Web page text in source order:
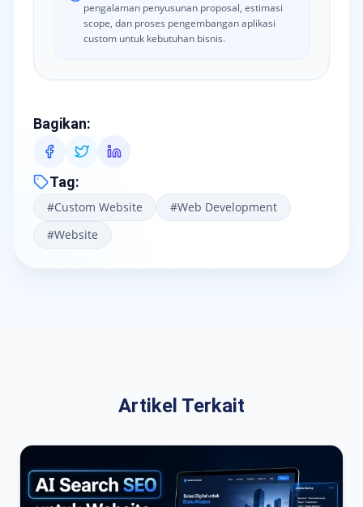
pengalaman penyusunan proposal, estimasi
scope, dan proses pengembangan aplikasi
custom untuk kebutuhan bisnis.
Bagikan:
Tag:
#Custom Website #Web Development
#Website
Artikel Terkait